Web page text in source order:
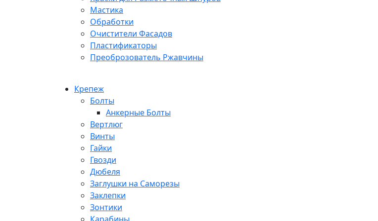
Мастика
Обработки
Очистители Фасадов
Пластификаторы
Преоброзователь Ржавчины
Крепеж
Болты
Анкерные Болты
Вертлюг
Винты
Гайки
Гвозди
Дюбеля
Заглушки на Саморезы
Заклепки
Зонтики